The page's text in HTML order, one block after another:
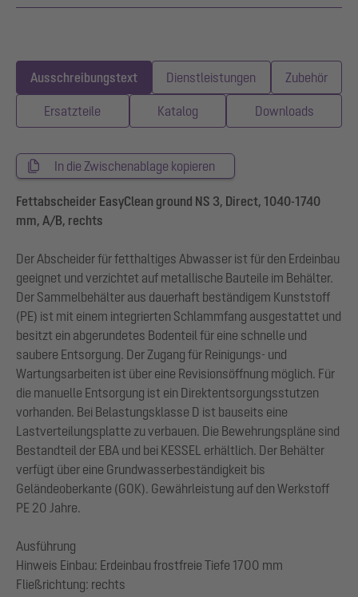
Ausschreibungstext Dienstleistungen Zubehör
Ersatzteile Katalog Downloads
In die Zwischenablage kopieren
Fettabscheider EasyClean ground NS 3, Direct, 1040-1740
mm, A/B, rechts
Der Abscheider für fetthaltiges Abwasser ist für den Erdeinbau
geeignet und verzichtet auf metallische Bauteile im Behälter.
Der Sammelbehälter aus dauerhaft beständigem Kunststoff
(PE) ist mit einem integrierten Schlammfang ausgestattet und
besitzt ein abgerundetes Bodenteil für eine schnelle und
saubere Entsorgung. Der Zugang für Reinigungs- und
Wartungsarbeiten ist über eine Revisionsöffnung möglich. Für
die manuelle Entsorgung ist ein Direktentsorgungsstutzen
vorhanden. Bei Belastungsklasse D ist bauseits eine
Lastverteilungsplatte zu verbauen. Die Bewehrungspläne sind
Bestandteil der EBA und bei KESSEL erhältlich. Der Behälter
verfügt über eine Grundwasserbeständigkeit bis
Geländeoberkante (GOK). Gewährleistung auf den Werkstoff
PE 20 Jahre.
Ausführung
Hinweis Einbau: Erdeinbau frostfreie Tiefe 1700 mm
Fließrichtung: rechts